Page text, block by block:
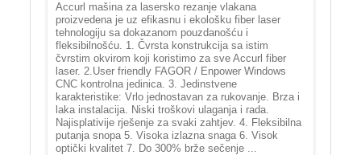
Accurl mašina za lasersko rezanje vlakana
proizvedena je uz efikasnu i ekološku fiber laser
tehnologiju sa dokazanom pouzdanošću i
fleksibilnošću. 1. Čvrsta konstrukcija sa istim
čvrstim okvirom koji koristimo za sve Accurl fiber
laser. 2.User friendly FAGOR / Enpower Windows
CNC kontrolna jedinica. 3. Jedinstvene
karakteristike: Vrlo jednostavan za rukovanje. Brza i
laka instalacija. Niski troškovi ulaganja i rada.
Najisplativije rješenje za svaki zahtjev. 4. Fleksibilna
putanja snopa 5. Visoka izlazna snaga 6. Visok
optički kvalitet 7. Do 300% brže sečenje ...